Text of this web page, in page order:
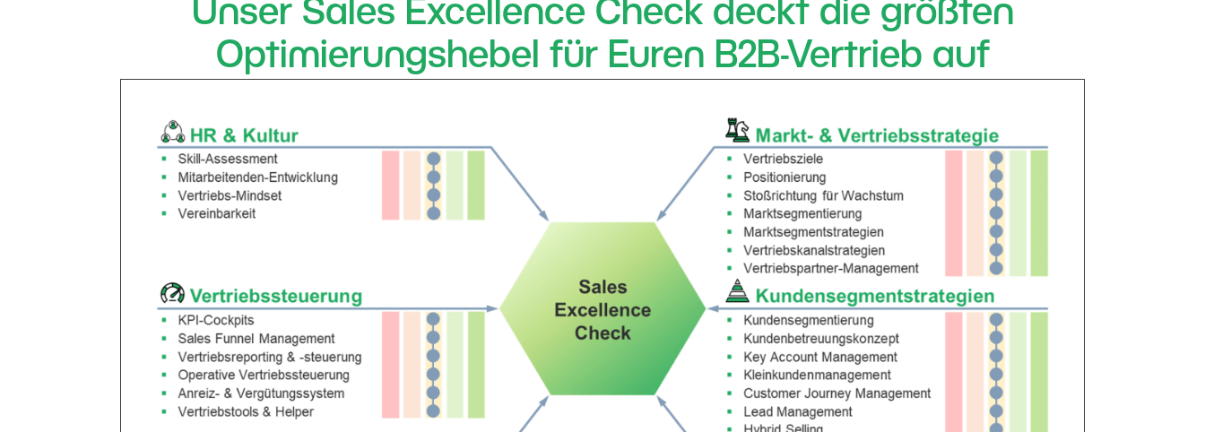
Unser Sales Excellence Check deckt die größten
Optimierungshebel für Euren B2B-Vertrieb auf